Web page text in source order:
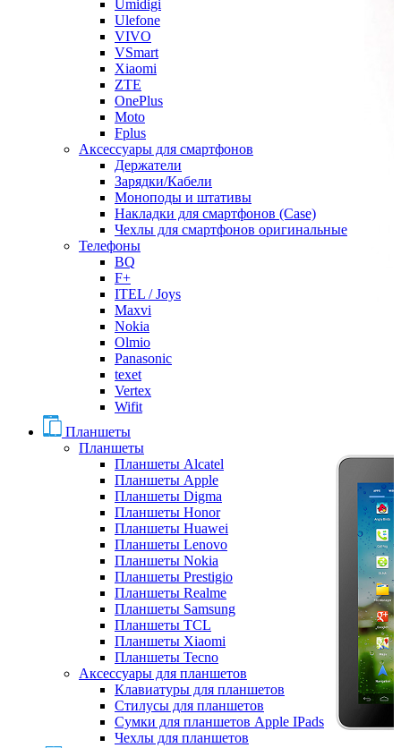
Umidigi
Ulefone
VIVO
VSmart
Xiaomi
ZTE
OnePlus
Moto
Fplus
Аксессуары для смартфонов
Держатели
Зарядки/Кабели
Моноподы и штативы
Накладки для смартфонов (Case)
Чехлы для смартфонов оригинальные
Телефоны
BQ
F+
ITEL / Joys
Maxvi
Nokia
Olmio
Panasonic
texet
Vertex
Wifit
Планшеты
Планшеты
Планшеты Alcatel
Планшеты Apple
Планшеты Digma
Планшеты Honor
Планшеты Huawei
Планшеты Lenovo
Планшеты Nokia
Планшеты Prestigio
Планшеты Realme
Планшеты Samsung
Планшеты TCL
Планшеты Xiaomi
Планшеты Tecno
Аксессуары для планшетов
Клавиатуры для планшетов
Стилусы для планшетов
Сумки для планшетов Apple IPads
Чехлы для планшетов